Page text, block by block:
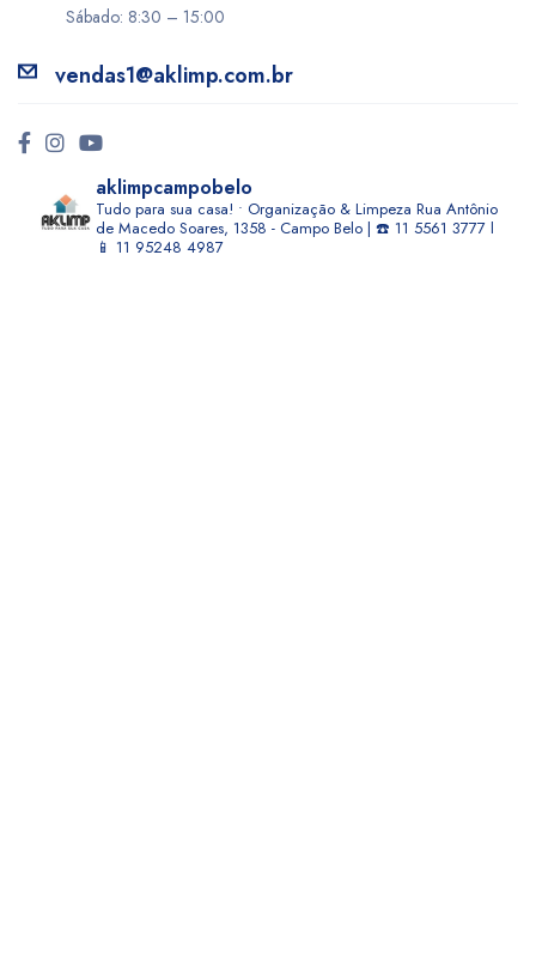
Sábado: 8:30 – 15:00
vendas1@aklimp.com.br
aklimpcampobelo
Tudo para sua casa! • Organização & Limpeza Rua Antônio
de Macedo Soares, 1358 - Campo Belo | ☎️ 11 5561 3777 l
📱 11 95248 4987